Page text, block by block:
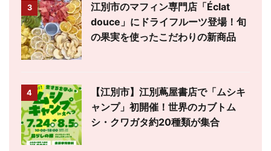
3
江別市のマフィン専門店「Éclat
douce」にドライフルーツ登場！旬
の果実を使ったこだわりの新商品
4
【江別市】江別蔦屋書店で「ムシキ
ャンプ」初開催！世界のカブトム
シ・クワガタ約20種類が集合